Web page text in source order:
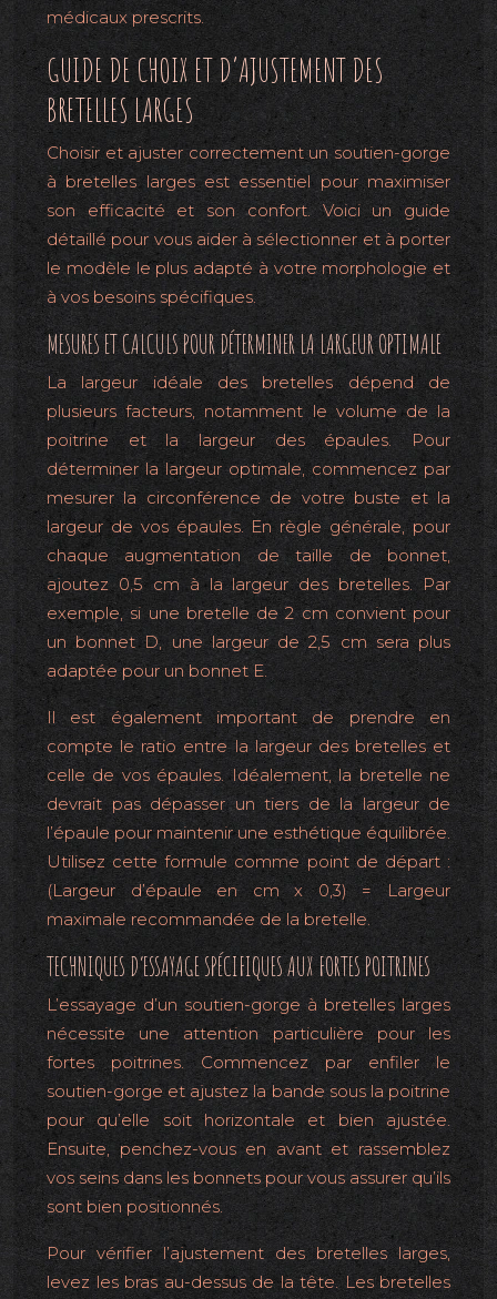
médicaux prescrits.
GUIDE DE CHOIX ET D’AJUSTEMENT DES
BRETELLES LARGES
Choisir et ajuster correctement un soutien-gorge
à bretelles larges est essentiel pour maximiser
son efficacité et son confort. Voici un guide
détaillé pour vous aider à sélectionner et à porter
le modèle le plus adapté à votre morphologie et
à vos besoins spécifiques.
MESURES ET CALCULS POUR DÉTERMINER LA LARGEUR OPTIMALE
La largeur idéale des bretelles dépend de
plusieurs facteurs, notamment le volume de la
poitrine et la largeur des épaules. Pour
déterminer la largeur optimale, commencez par
mesurer la circonférence de votre buste et la
largeur de vos épaules. En règle générale, pour
chaque augmentation de taille de bonnet,
ajoutez 0,5 cm à la largeur des bretelles. Par
exemple, si une bretelle de 2 cm convient pour
un bonnet D, une largeur de 2,5 cm sera plus
adaptée pour un bonnet E.
Il est également important de prendre en
compte le ratio entre la largeur des bretelles et
celle de vos épaules. Idéalement, la bretelle ne
devrait pas dépasser un tiers de la largeur de
l’épaule pour maintenir une esthétique équilibrée.
Utilisez cette formule comme point de départ :
(Largeur d’épaule en cm x 0,3) = Largeur
maximale recommandée de la bretelle.
TECHNIQUES D’ESSAYAGE SPÉCIFIQUES AUX FORTES POITRINES
L’essayage d’un soutien-gorge à bretelles larges
nécessite une attention particulière pour les
fortes poitrines. Commencez par enfiler le
soutien-gorge et ajustez la bande sous la poitrine
pour qu’elle soit horizontale et bien ajustée.
Ensuite, penchez-vous en avant et rassemblez
vos seins dans les bonnets pour vous assurer qu’ils
sont bien positionnés.
Pour vérifier l’ajustement des bretelles larges,
levez les bras au-dessus de la tête. Les bretelles